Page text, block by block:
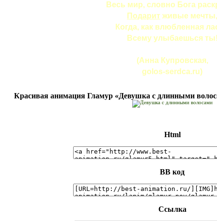
Весь мир, словно Бога
Подарит живые мечты,
Когда, как влюбленная
Всему улыбаешься
(Анна Купровская,
golos-serdca.ru)
Красивая анимация Гламур «Девушка с длинными
Html
BB код
Ссылка